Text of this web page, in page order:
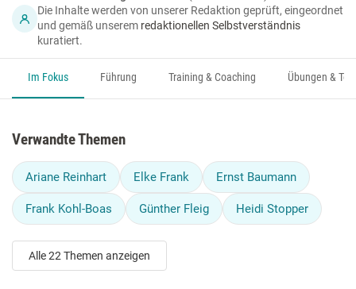
Die Inhalte werden von unserer Redaktion geprüft, eingeordnet
und gemäß unserem redaktionellen Selbstverständnis
kuratiert.
Im Fokus Führung Training & Coaching Übungen &
Verwandte Themen
Ariane Reinhart Elke Frank Ernst Baumann
Frank Kohl-Boas Günther Fleig Heidi Stopper
Alle 22 Themen anzeigen